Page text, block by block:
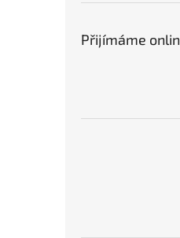
Přijímáme